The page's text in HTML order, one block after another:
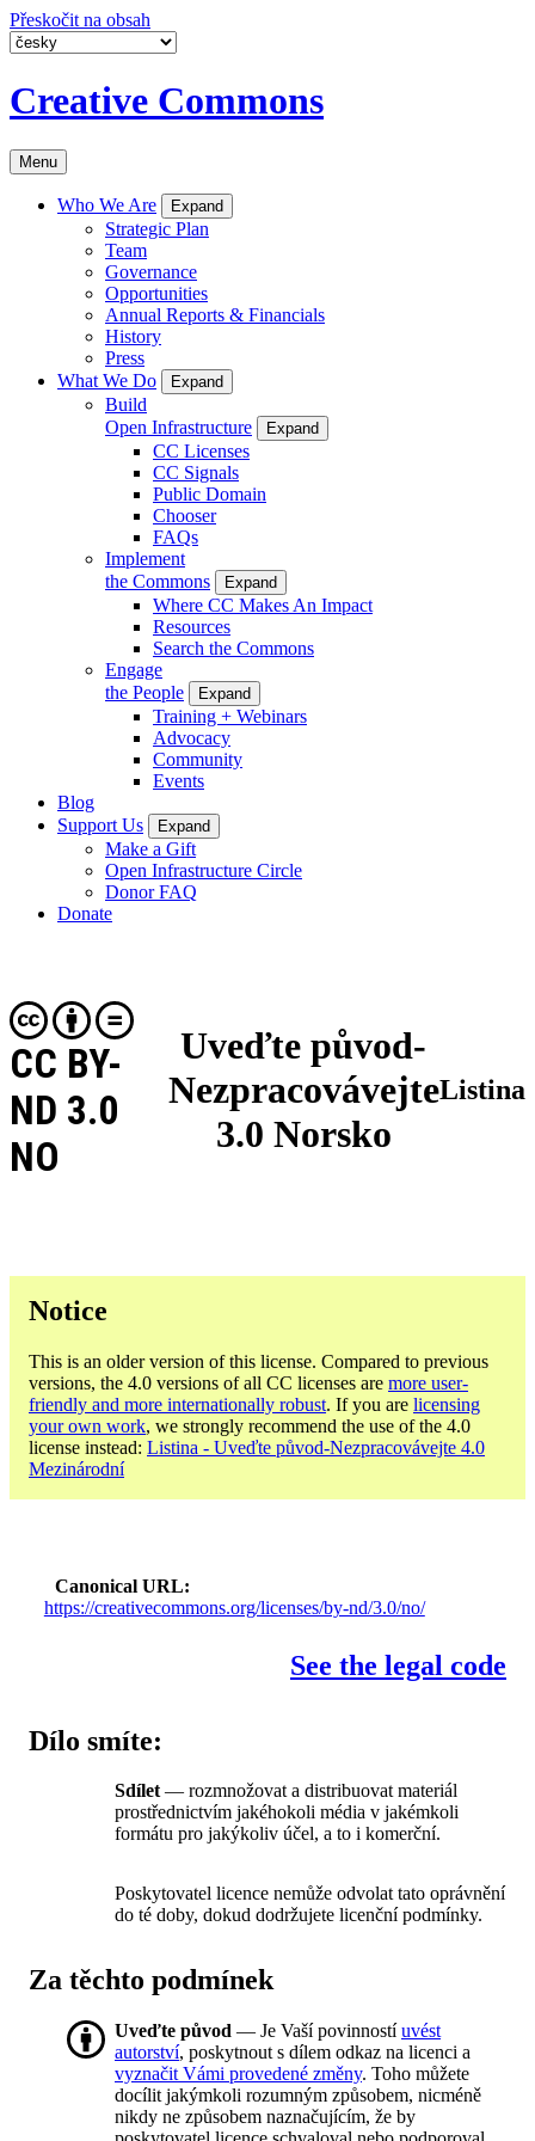
Přeskočit na obsah
Creative Commons
Menu
Who We Are Expand
Strategic Plan
Team
Governance
Opportunities
Annual Reports & Financials
History
Press
What We Do
Expand
Build
Open Infrastructure
Expand
CC Licenses
CC Signals
Public Domain
Chooser
FAQs
Implement
the Commons
Expand
Where CC Makes An Impact
Resources
Search the Commons
Engage
the People
Expand
Training + Webinars
Advocacy
Community
Events
Blog
Support Us
Expand
Make a Gift
Open Infrastructure Circle
Donor FAQ
Donate
Uveďte původ-
Nezpracovávejte
3.0 Norsko
CC BY-
ND 3.0
NO
Listina
Notice
This is an older version of this license. Compared to previous
versions, the 4.0 versions of all CC licenses are more user-
friendly and more internationally robust. If you are licensing
your own work, we strongly recommend the use of the 4.0
license instead: Listina - Uveďte původ-Nezpracovávejte 4.0
Mezinárodní
Canonical URL
https://creativecommons.org/licenses/by-nd/3.0/no/
See the legal code
Dílo smíte:
Sdílet— rozmnožovat a distribuovat materiál
prostřednictvím jakéhokoli média v jakémkoli
formátu pro jakýkoliv účel, a to i komerční.
Poskytovatel licence nemůže odvolat tato oprávnění
do té doby, dokud dodržujete licenční podmínky.
Za těchto podmínek
Uveďte původ — Je Vaší povinnostíuvést
autorství, poskytnout s dílem odkaz na licenci a
vyznačit Vámi provedené změny. Toho můžete
docílit jakýmkoli rozumným způsobem, nicméně
nikdy ne způsobem naznačujícím, že by